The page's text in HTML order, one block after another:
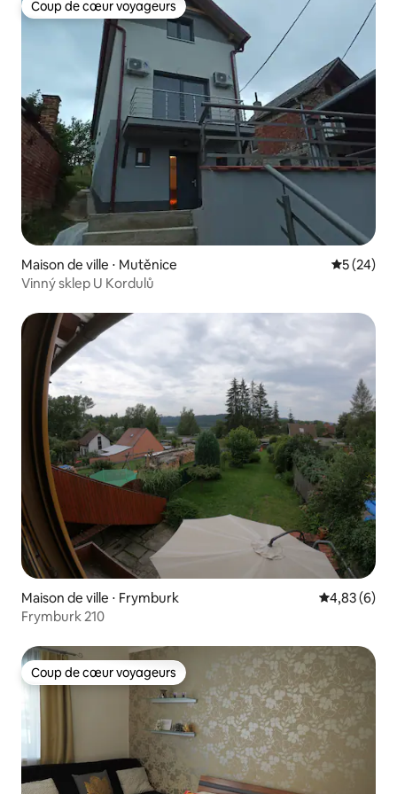
Coup de cœur voyageurs
Coup de cœur voyageurs
Maison de ville ⋅ Mutěnice
5 (24)
Vinný sklep U Kordulů
Maison de ville ⋅ Frymburk Évaluation
4,83 (6)
Frymburk 210
Coup de cœur voyageurs
Coup de cœur voyageurs